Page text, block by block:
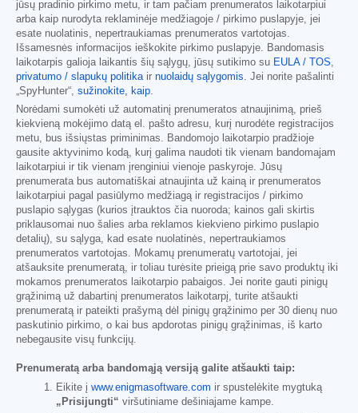
jūsų pradinio pirkimo metu, ir tam pačiam prenumeratos laikotarpiui
arba kaip nurodyta reklaminėje medžiagoje / pirkimo puslapyje, jei
esate nuolatinis, nepertraukiamas prenumeratos vartotojas.
Išsamesnės informacijos ieškokite pirkimo puslapyje. Bandomasis
laikotarpis galioja laikantis šių sąlygų, jūsų sutikimo su EULA / TOS,
privatumo / slapukų politikair nuolaidų sąlygomis. Jei norite pašalinti
„SpyHunter“, sužinokite, kaip.
Norėdami sumokėti už automatinį prenumeratos atnaujinimą, prieš
kiekvieną mokėjimo datą el. pašto adresu, kurį nurodėte registracijos
metu, bus išsiųstas priminimas. Bandomojo laikotarpio pradžioje
gausite aktyvinimo kodą, kurį galima naudoti tik vienam bandomajam
laikotarpiui ir tik vienam įrenginiui vienoje paskyroje. Jūsų
prenumerata bus automatiškai atnaujinta už kainą ir prenumeratos
laikotarpiui pagal pasiūlymo medžiagą ir registracijos / pirkimo
puslapio sąlygas (kurios įtrauktos čia nuoroda; kainos gali skirtis
priklausomai nuo šalies arba reklamos kiekvieno pirkimo puslapio
detalių), su sąlyga, kad esate nuolatinės, nepertraukiamos
prenumeratos vartotojas. Mokamų prenumeratų vartotojai, jei
atšauksite prenumeratą, ir toliau turėsite prieigą prie savo produktų iki
mokamos prenumeratos laikotarpio pabaigos. Jei norite gauti pinigų
grąžinimą už dabartinį prenumeratos laikotarpį, turite atšaukti
prenumeratą ir pateikti prašymą dėl pinigų grąžinimo per 30 dienų nuo
paskutinio pirkimo, o kai bus apdorotas pinigų grąžinimas, iš karto
nebegausite visų funkcijų.
Prenumeratą arba bandomąją versiją galite atšaukti taip:
Eikite į www.enigmasoftware.com ir spustelėkite mygtuką
„Prisijungti“ viršutiniame dešiniajame kampe.